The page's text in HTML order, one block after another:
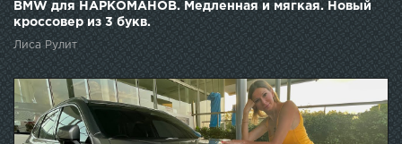
BMW для НАРКОМАНОВ. Медленная и мягкая. Новый
кроссовер из 3 букв.
Лиса Рулит